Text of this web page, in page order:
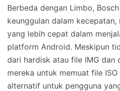
Berbeda dengan Limbo,
keunggulan dalam
yang lebih cepat dalam
platform Android. Meskipun
dari hardisk atau file IMG dan
mereka untuk memuat file
alternatif untuk pengguna